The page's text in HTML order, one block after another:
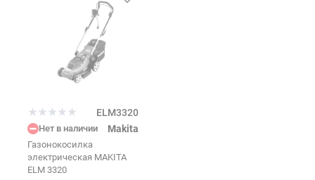
ELM3320
Нет в наличии Makita
Газонокосилка
электрическая MAKITA
ELM 3320